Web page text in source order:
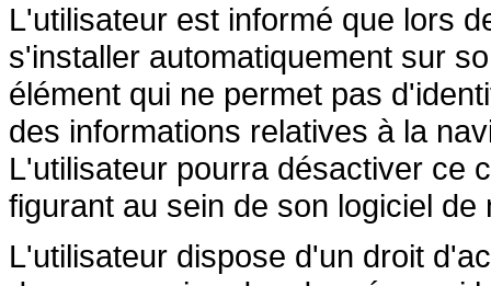
L'utilisateur est informé que lors
s'installer automatiquement sur
élément qui ne permet pas
des informations relatives à la
L'utilisateur pourra désactiver ce
figurant au sein de son logiciel de
L'utilisateur dispose d'un droit